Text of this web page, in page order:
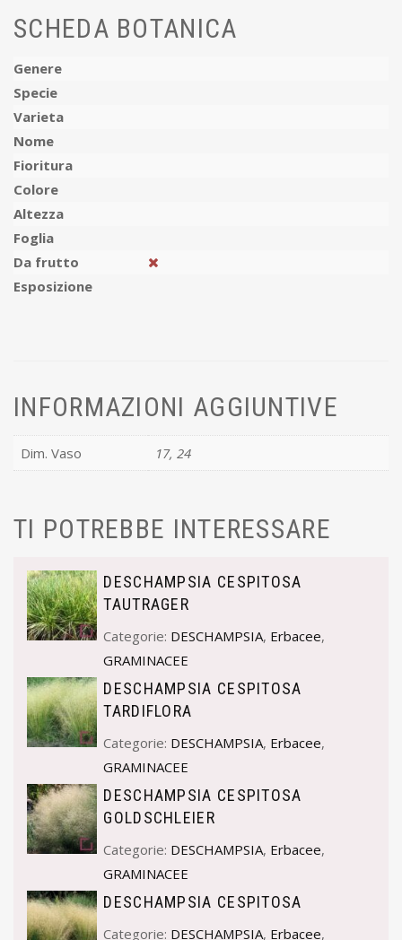
SCHEDA BOTANICA
Genere
Specie
Varieta
Nome
Fioritura
Colore
Altezza
Foglia
Da frutto
Esposizione
INFORMAZIONI AGGIUNTIVE
Dim. Vaso 17, 24
TI POTREBBE INTERESSARE
DESCHAMPSIA CESPITOSA
TAUTRAGER
Categorie: DESCHAMPSIA, Erbacee,
GRAMINACEE
DESCHAMPSIA CESPITOSA
TARDIFLORA
Categorie: DESCHAMPSIA, Erbacee,
GRAMINACEE
DESCHAMPSIA CESPITOSA
GOLDSCHLEIER
Categorie: DESCHAMPSIA, Erbacee,
GRAMINACEE
DESCHAMPSIA CESPITOSA
Categorie: DESCHAMPSIA, Erbacee,